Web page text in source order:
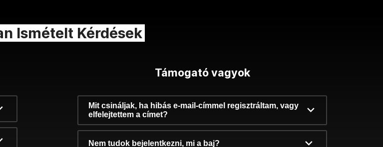
Ismételt Kérdések
Támogató vagyok
Mit csináljak, ha hibás e-mail-címmel regisztráltam, vagy
elfelejtettem a címet?
Nem tudok bejelentkezni, mi a baj?